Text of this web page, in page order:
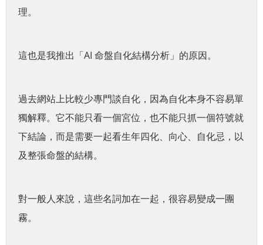
理。
這也是我推出「AI 命盤自化結構分析」的原因。
過去網站上比較少專門談自化，因為自化本身不容易單
獨解釋。它不能只看一個宮位，也不能只抓一個符號就
下結論，而是需要一起看生年四化、向心、自化忌，以
及整張命盤的結構。
對一般人來說，這些名詞加在一起，很容易變成一團
霧。